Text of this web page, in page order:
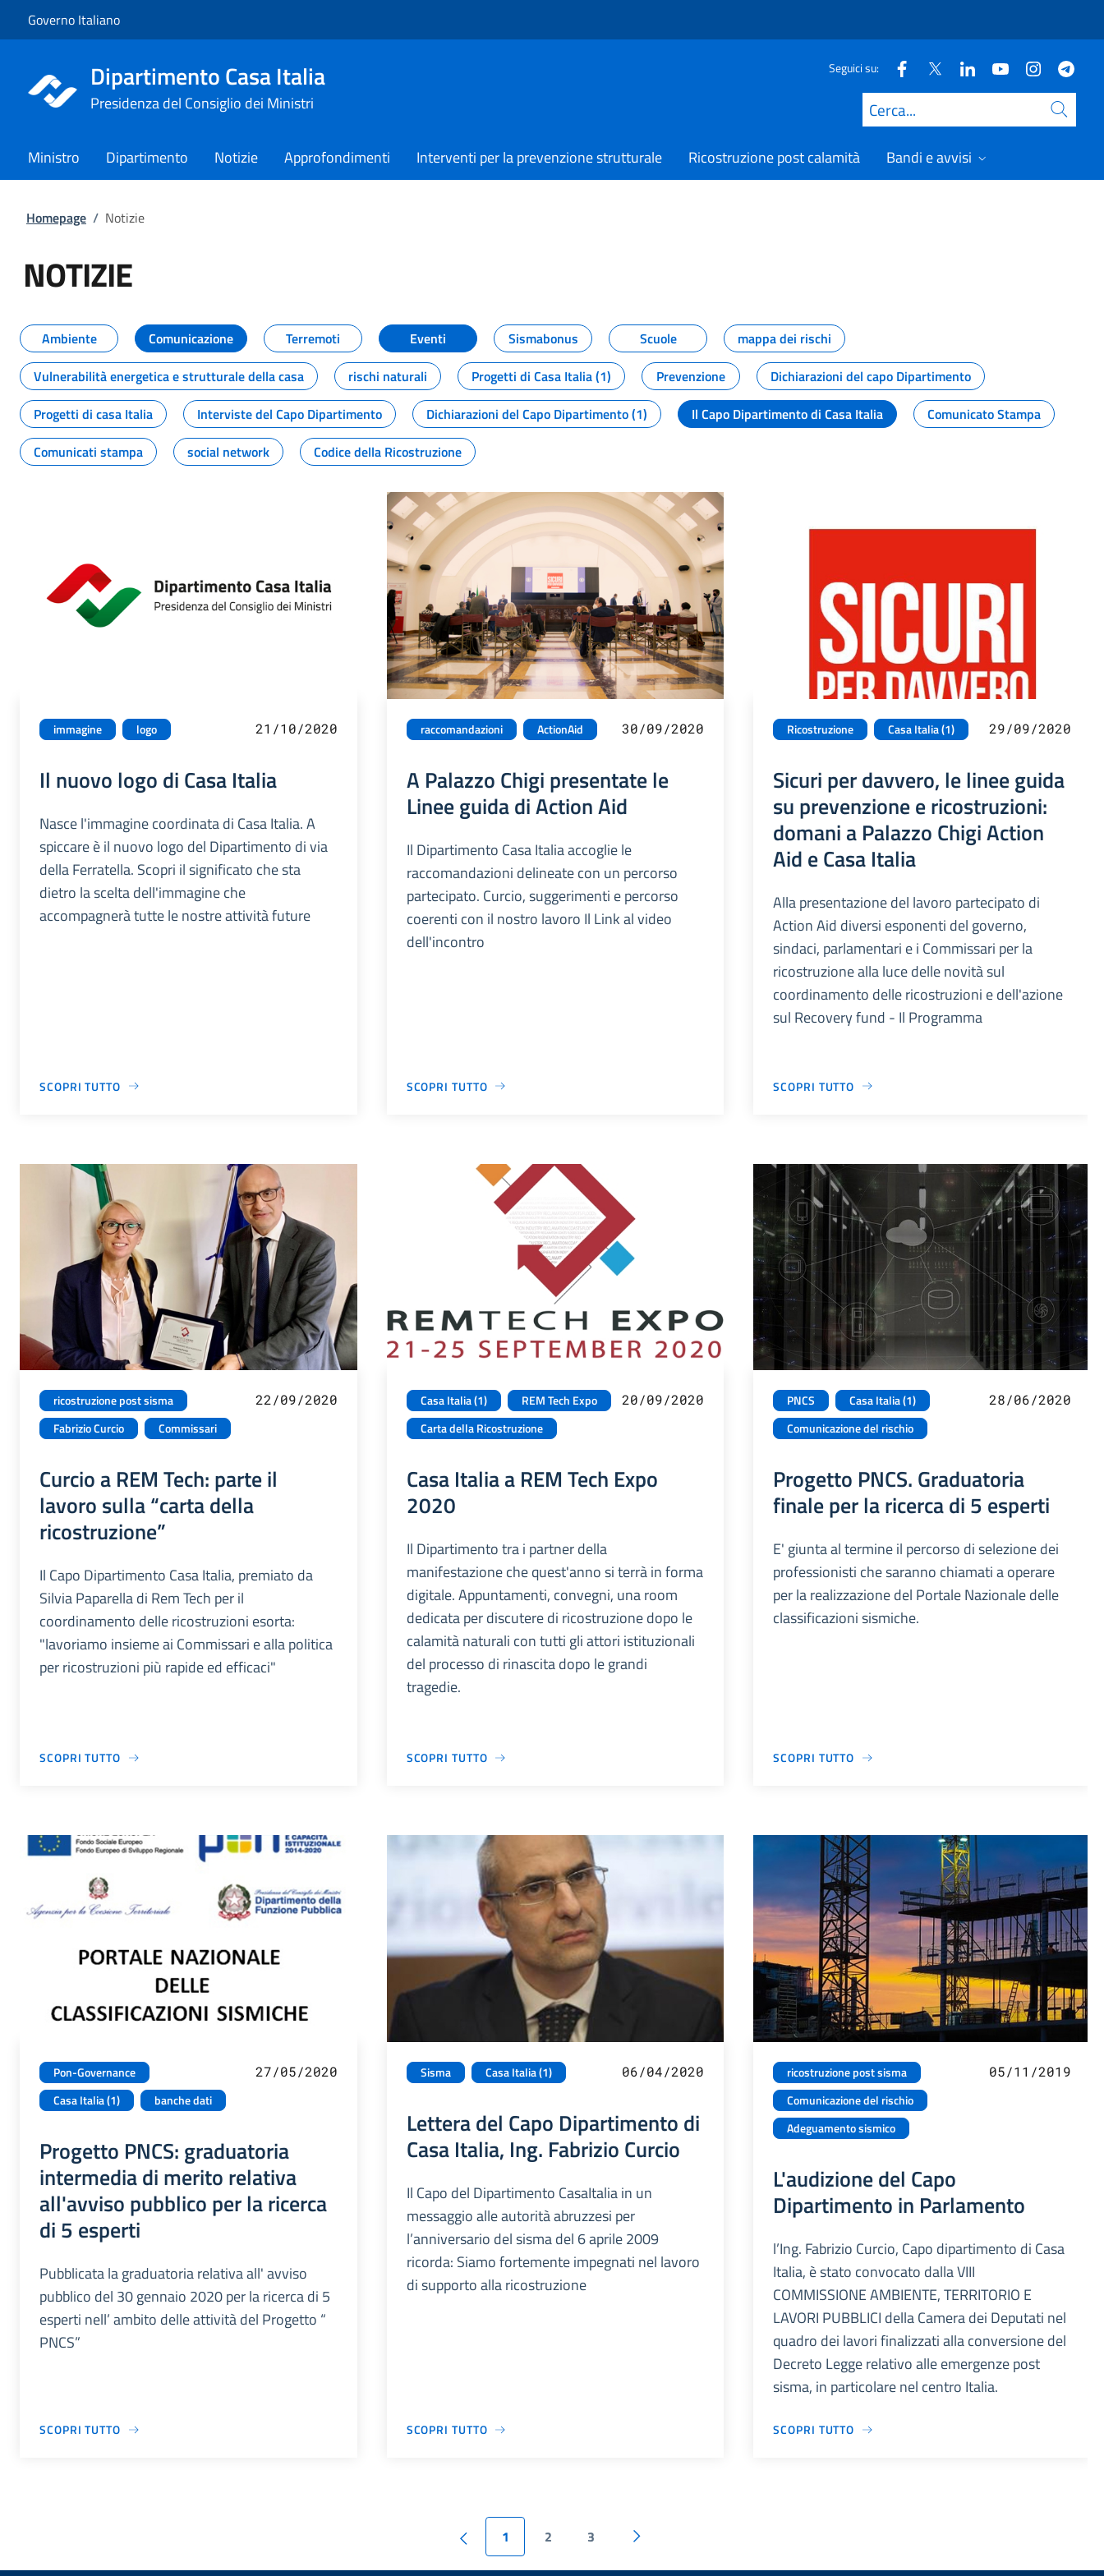
Governo Italiano
Dipartimento Casa Italia
Presidenza del Consiglio dei Ministri
Seguici su:
Cerca
Ministro Dipartimento Notizie Approfondimenti Interventi per la prevenzione strutturale Ricostruzione post calamità Bandi e avvisi
Homepage / Notizie
NOTIZIE
Tutti i contenuti della pagina NOTIZIE
Ambiente Comunicazione Terremoti Eventi Sismabonus Scuole
mappa dei rischi
Vulnerabilità energetica e strutturale della casa
rischi naturali Progetti di Casa Italia (1) Prevenzione
Dichiarazioni del capo Dipartimento
Progetti di casa Italia
Interviste del Capo Dipartimento Dichiarazioni del Capo Dipartimento (1) Il Capo Dipartimento di Casa Italia
Comunicato Stampa
Comunicati stampa
social network Codice della Ricostruzione
immagine logo 21/10/2020
Il nuovo logo di Casa Italia
Nasce l'immagine coordinata di Casa Italia. A
spiccare è il nuovo logo del Dipartimento di via
della Ferratella. Scopri il significato che sta
dietro la scelta dell'immagine che
accompagnerà tutte le nostre attività future
SCOPRI TUTTO
raccomandazioni ActionAid 30/09/2020
A Palazzo Chigi presentate le
Linee guida di Action Aid
Il Dipartimento Casa Italia accoglie le
raccomandazioni delineate con un percorso
partecipato. Curcio, suggerimenti e percorso
coerenti con il nostro lavoro Il Link al video
dell'incontro
SCOPRI TUTTO
Ricostruzione Casa Italia (1) 29/09/2020
Sicuri per davvero, le linee guida
su prevenzione e ricostruzioni:
domani a Palazzo Chigi Action
Aid e Casa Italia
Alla presentazione del lavoro partecipato di
Action Aid diversi esponenti del governo,
sindaci, parlamentari e i Commissari per la
ricostruzione alla luce delle novità sul
coordinamento delle ricostruzioni e dell'azione
sul Recovery fund - Il Programma
SCOPRI TUTTO
ricostruzione post sisma
Fabrizio Curcio
Commissari
22/09/2020
Curcio a REM Tech: parte il
lavoro sulla “carta della
ricostruzione”
Il Capo Dipartimento Casa Italia, premiato da
Silvia Paparella di Rem Tech per il
coordinamento delle ricostruzioni esorta:
"lavoriamo insieme ai Commissari e alla politica
per ricostruzioni più rapide ed efficaci"
SCOPRI TUTTO
Casa Italia (1)
REM Tech Expo
Carta della Ricostruzione
20/09/2020
Casa Italia a REM Tech Expo
2020
Il Dipartimento tra i partner della
manifestazione che quest'anno si terrà in forma
digitale. Appuntamenti, convegni, una room
dedicata per discutere di ricostruzione dopo le
calamità naturali con tutti gli attori istituzionali
del processo di rinascita dopo le grandi
tragedie.
SCOPRI TUTTO
PNCS
Casa Italia (1)
Comunicazione del rischio
28/06/2020
Progetto PNCS. Graduatoria
finale per la ricerca di 5 esperti
E' giunta al termine il percorso di selezione dei
professionisti che saranno chiamati a operare
per la realizzazione del Portale Nazionale delle
classificazioni sismiche.
SCOPRI TUTTO
Pon-Governance
Casa Italia (1)
banche dati
27/05/2020
Progetto PNCS: graduatoria
intermedia di merito relativa
all'avviso pubblico per la ricerca
di 5 esperti
Pubblicata la graduatoria relativa all' avviso
pubblico del 30 gennaio 2020 per la ricerca di 5
esperti nell’ ambito delle attività del Progetto “
PNCS”
SCOPRI TUTTO
Sisma Casa Italia (1) 06/04/2020
Lettera del Capo Dipartimento di
Casa Italia, Ing. Fabrizio Curcio
Il Capo del Dipartimento CasaItalia in un
messaggio alle autorità abruzzesi per
l’anniversario del sisma del 6 aprile 2009
ricorda: Siamo fortemente impegnati nel lavoro
di supporto alla ricostruzione
SCOPRI TUTTO
ricostruzione post sisma
Comunicazione del rischio
Adeguamento sismico
05/11/2019
L'audizione del Capo
Dipartimento in Parlamento
l’Ing. Fabrizio Curcio, Capo dipartimento di Casa
Italia, è stato convocato dalla VIII
COMMISSIONE AMBIENTE, TERRITORIO E
LAVORI PUBBLICI della Camera dei Deputati nel
quadro dei lavori finalizzati alla conversione del
Decreto Legge relativo alle emergenze post
sisma, in particolare nel centro Italia.
SCOPRI TUTTO
1 2 3